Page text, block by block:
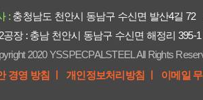
: 충청남도 천안시 동남구 수신면 발산4길 72
공장 : 충남 천안시 동남구 수신면 해정리 395-1
2020 YSSPECPALSTEEL All Rights
경영 방침 ㅣ
개인정보처리방침 ㅣ 이메일